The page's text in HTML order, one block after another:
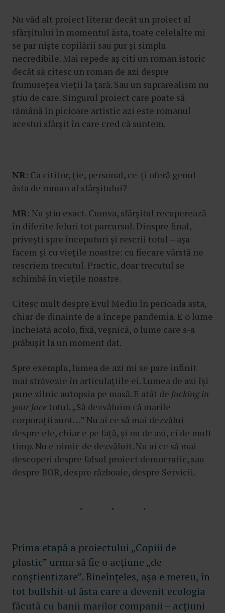
Nu văd alt proiect literar decât un proiect al
sfârșitului în momentul ăsta, toate celelalte mi
se par niște copilării sau pur și simplu
necredibile. Mai repede aș citi un roman istoric
decât să citesc un roman de azi despre
frumusețea vieții la țară. Sau un suprarealism nu
știu de care. Singurul proiect care poate să
rămână în picioare artistic azi este romanul
acestui sfârșit în care cred că suntem.
NR: Ca cititor, ție, personal, ce-ți oferă genul
ăsta de roman al sfârșitului?
MR: Nu știu exact. Cumva, sfârșitul recuperează
în diferite feluri tot parcursul. Dinspre final,
privești spre începuturi și rescrii totul – așa
facem și cu viețile noastre: cu fiecare vârstă ne
rescriem trecutul. Practic, doar trecutul se
schimbă în viețile noastre.
Citesc mult despre Evul Mediu în perioada asta,
chiar de dinainte de a începe pandemia. E o lume
încheiată acolo, fixă, veșnică, o lume care s-a
prăbușit la un moment dat.
Spre exemplu, lumea de azi mi se pare infinit
mai străvezie în articulațiile ei. Lumea de azi își
pune zilnic autopsia pe masă. E atât de fucking in
your face totul. „Să dezvăluim că marile
corporații sunt…” Nu ai ce să mai dezvălui
despre ele, chiar e pe față, și nu de azi, ci de mult
timp. Nu e nimic de dezvăluit. Nu ai ce să mai
descoperi despre falsul proiect democratic, sau
despre BOR, despre războaie, despre Servicii.
Prima etapă a proiectului „Copiii de
plastic” urma să fie o acțiune „de
conștientizare”. Bineînțeles, așa e mereu, în
tot bullshit-ul ăsta care a devenit ecologia
făcută cu banii marilor companii – acțiuni